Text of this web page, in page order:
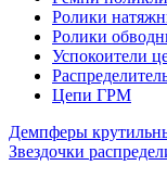
Ролики
Ролики
Успокоители
Цепи ГРМ
Демпферы
Звездочки